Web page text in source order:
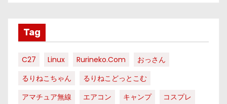
Tag
C27 Linux Rurineko.com
おっさん
るりねこちゃん
るりねこどっとこむ
アマチュア無線
エアコン キャンプ
コスプレ